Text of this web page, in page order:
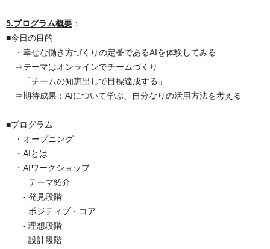
5.プログラム概要 ：
■今日の目的
・幸せな働き方づくりの定番であるAIを体験してみる
⇒テーマはオンラインでチームづくり
「チームの知恵出しで目標達成する」
⇒期待成果：AIについて学ぶ、自分なりの活用方法を考える
■プログラム
・オープニング
・AIとは
・AIワークショップ
- テーマ紹介
- 発見段階
- ポジティブ・コア
- 理想段階
- 設計段階